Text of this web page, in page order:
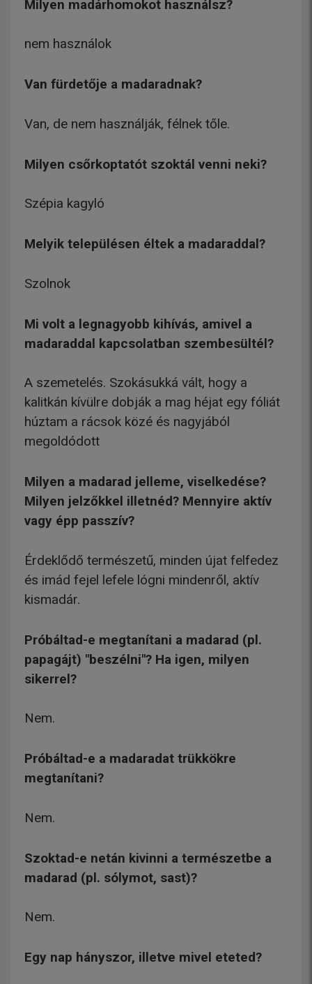
Milyen madárhomokot használsz?
nem használok
Van fürdetője a madaradnak?
Van, de nem használják, félnek tőle.
Milyen csőrkoptatót szoktál venni neki?
Szépia kagyló
Melyik településen éltek a madaraddal?
Szolnok
Mi volt a legnagyobb kihívás, amivel a
madaraddal kapcsolatban szembesültél?
A szemetelés. Szokásukká vált, hogy a
kalitkán kívülre dobják a mag héjat egy fóliát
húztam a rácsok közé és nagyjából
megoldódott
Milyen a madarad jelleme, viselkedése?
Milyen jelzőkkel illetnéd? Mennyire aktív
vagy épp passzív?
Érdeklődő természetű, minden újat felfedez
és imád fejel lefele lógni mindenről, aktív
kismadár.
Próbáltad-e megtanítani a madarad (pl.
papagájt) "beszélni"? Ha igen, milyen
sikerrel?
Nem.
Próbáltad-e a madaradat trükkökre
megtanítani?
Nem.
Szoktad-e netán kivinni a természetbe a
madarad (pl. sólymot, sast)?
Nem.
Egy nap hányszor, illetve mivel eteted?